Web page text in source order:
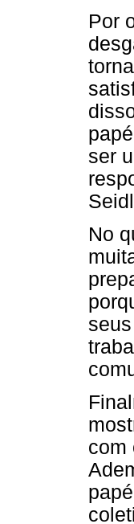
Por
ser
No
com